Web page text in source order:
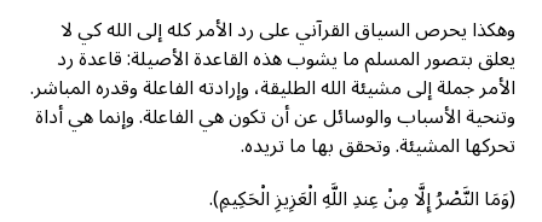
وهكذا يحرص السياق القرآني على رد الأمر كله إلى الله كي لا
يعلق بتصور المسلم ما يشوب هذه القاعدة الأصيلة: قاعدة رد
الأمر جملة إلى مشيئة الله الطليقة، وإرادته الفاعلة وقدره المباشر.
وتنحية الأسباب والوسائل عن أن تكون هي الفاعلة. وإنما هي أداة
تحركها المشيئة. وتحقق بها ما تريده.
(وَمَا النَّصْرُ إِلَّا مِنْ عِندِ اللَّهِ الْعَزِيزِ الْحَكِيمِ).